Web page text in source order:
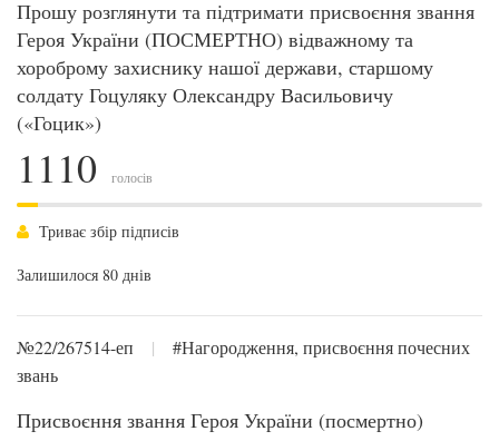
Прошу розглянути та підтримати присвоєння звання
Героя України (ПОСМЕРТНО) відважному та
хороброму захиснику нашої держави, старшому
солдату Гоцуляку Олександру Васильовичу
(«Гоцик»)
1110 голосів
Триває збір підписів
Залишилося 80 днів
№22/267514-еп |
#Нагородження, присвоєння почесних
звань
Присвоєння звання Героя України (посмертно)